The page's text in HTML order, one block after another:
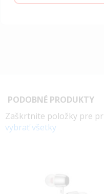
PODOBNÉ PRODUKTY
Zaškrtnite položky pre
vybrať všetky